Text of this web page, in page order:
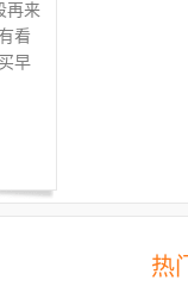
再来
看
早
热